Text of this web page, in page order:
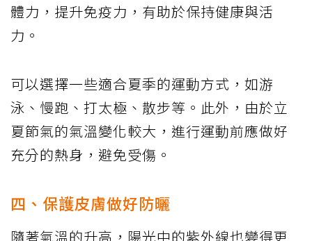
體力，提升免疫力，有助於保持健康與活
力。
可以選擇一些適合夏季的運動方式，如游
泳、慢跑、打太極、散步等。此外，由於立
夏節氣的氣溫變化較大，進行運動前應做好
充分的熱身，避免受傷。
四、保護皮膚做好防曬
隨著氣溫的升高，陽光中的紫外線也變得更